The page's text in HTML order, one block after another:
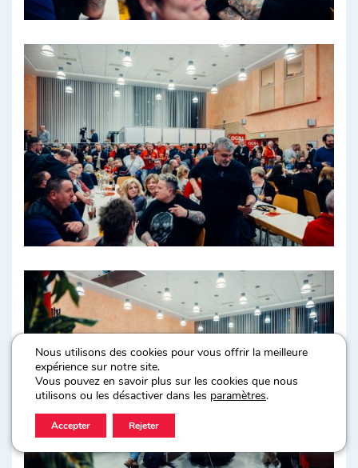
Nous utilisons des cookies pour vous offrir la meilleure
expérience sur notre site.
Vous pouvez en savoir plus sur les cookies que nous
utilisons ou les désactiver dans les paramètres.
Accepter Rejeter